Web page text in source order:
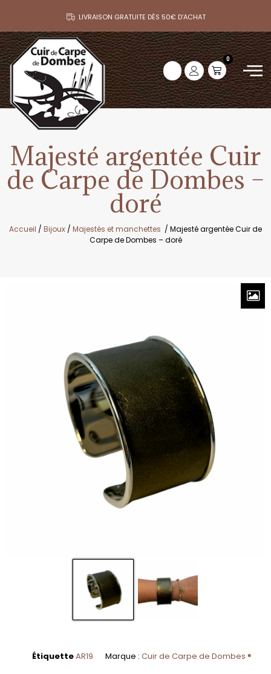
LIVRAISON GRATUITE DÈS 50€ D’ACHAT
0
Majesté argentée Cuir
de Carpe de Dombes –
doré
Accueil / Bijoux / Majestés et manchettes / Majesté argentée Cuir de
Carpe de Dombes – doré
ÉtiquetteAR19 Marque : Cuir de Carpe de Dombes ®